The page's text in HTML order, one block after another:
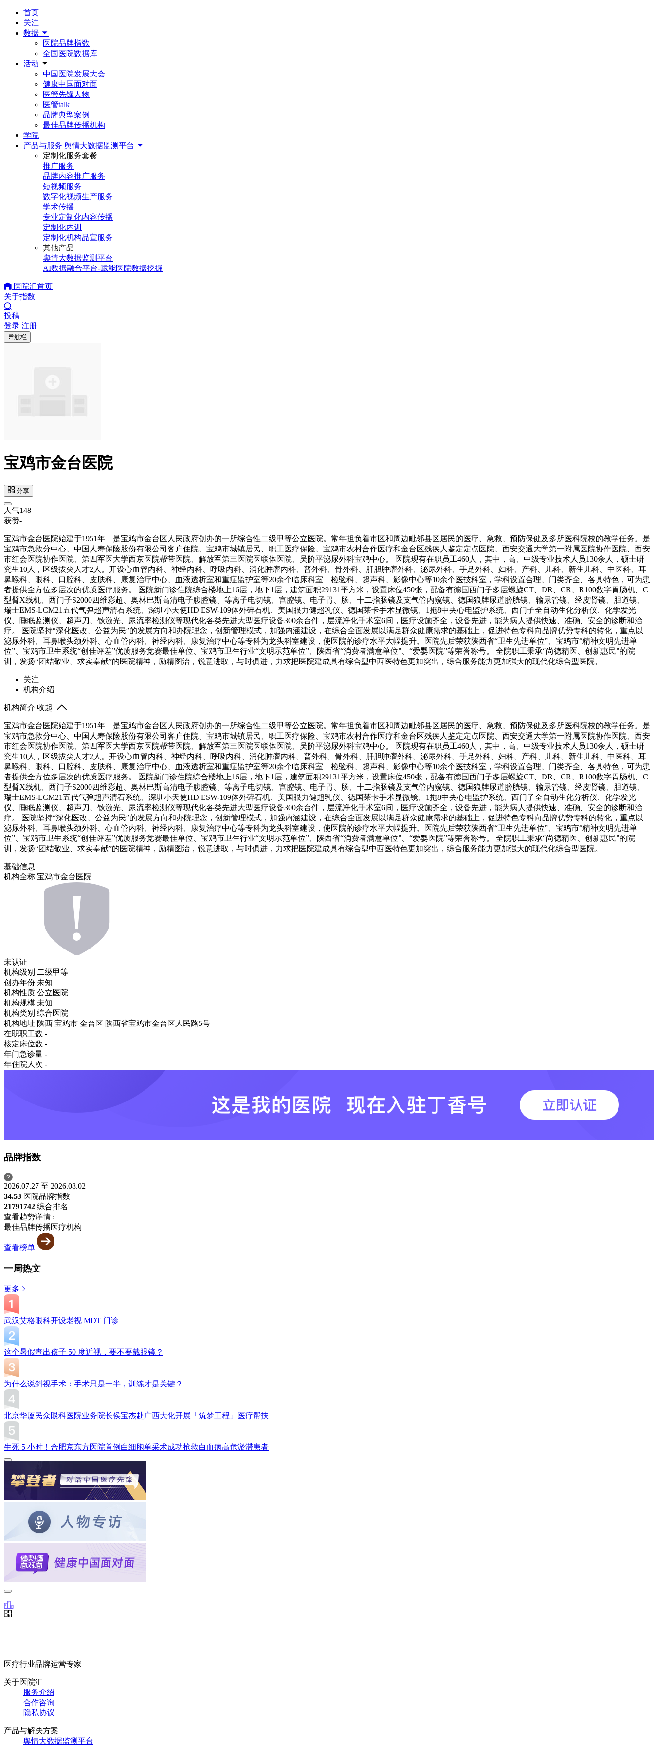
首页
关注
数据
医院品牌指数
全国医院数据库
活动
中国医院发展大会
健康中国面对面
医管先锋人物
医管talk
品牌典型案例
最佳品牌传播机构
学院
产品与服务 舆情大数据监测平台
定制化服务套餐
推广服务
品牌内容推广服务
短视频服务
数字化视频生产服务
学术传播
专业定制化内容传播
定制化内训
定制化机构品宣服务
其他产品
舆情大数据监测平台
AI数据融合平台-赋能医院数据挖掘
医院汇首页
关于指数
投稿
登录 注册
导航栏
宝鸡市金台医院
分享
人气148
获赞-
宝鸡市金台医院始建于1951年，是宝鸡市金台区人民政府创办的一所综合性二级甲等公立医院。常年担负着市区和周边毗邻县区居民的医疗、急救、预防保健及多所医科院校的教学任务。是
宝鸡市急救分中心、中国人寿保险股份有限公司客户住院、宝鸡市城镇居民、职工医疗保险、宝鸡市农村合作医疗和金台区残疾人鉴定定点医院、西安交通大学第一附属医院协作医院、西安
市红会医院协作医院、第四军医大学西京医院帮带医院、解放军第三医院医联体医院、吴阶平泌尿外科宝鸡中心。 医院现有在职员工460人，其中，高、中级专业技术人员130余人，硕士研
究生10人，区级拔尖人才2人。开设心血管内科、神经内科、呼吸内科、消化肿瘤内科、普外科、骨外科、肝胆肿瘤外科、泌尿外科、手足外科、妇科、产科、儿科、新生儿科、中医科、耳
鼻喉科、眼科、口腔科、皮肤科、康复治疗中心、血液透析室和重症监护室等20余个临床科室，检验科、超声科、影像中心等10余个医技科室，学科设置合理、门类齐全、各具特色，可为患
者提供全方位多层次的优质医疗服务。 医院新门诊住院综合楼地上16层，地下1层，建筑面积29131平方米，设置床位450张，配备有德国西门子多层螺旋CT、DR、CR、R100数字胃肠机、C
型臂X线机、西门子S2000四维彩超、奥林巴斯高清电子腹腔镜、等离子电切镜、宫腔镜、电子胃、肠、十二指肠镜及支气管内窥镜、德国狼牌尿道膀胱镜、输尿管镜、经皮肾镜、胆道镜、
瑞士EMS-LCM21五代气弹超声清石系统、深圳小天使HD.ESW-109体外碎石机、美国眼力健超乳仪、德国莱卡手术显微镜、1拖8中央心电监护系统、西门子全自动生化分析仪、化学发光
仪、睡眠监测仪、超声刀、钬激光、尿流率检测仪等现代化各类先进大型医疗设备300余台件，层流净化手术室6间，医疗设施齐全，设备先进，能为病人提供快速、准确、安全的诊断和治
疗。 医院坚持“深化医改、公益为民”的发展方向和办院理念，创新管理模式，加强内涵建设，在综合全面发展以满足群众健康需求的基础上，促进特色专科向品牌优势专科的转化，重点以
泌尿外科、耳鼻喉头颈外科、心血管内科、神经内科、康复治疗中心等专科为龙头科室建设，使医院的诊疗水平大幅提升。医院先后荣获陕西省“卫生先进单位”、宝鸡市“精神文明先进单
位”、宝鸡市卫生系统“创佳评差”优质服务竞赛最佳单位、宝鸡市卫生行业“文明示范单位”、陕西省“消费者满意单位”、“爱婴医院”等荣誉称号。 全院职工秉承“尚德精医、创新惠民”的院
训，发扬“团结敬业、求实奉献”的医院精神，励精图治，锐意进取，与时俱进，力求把医院建成具有综合型中西医特色更加突出，综合服务能力更加强大的现代化综合型医院。
关注
机构介绍
机构简介 收起
宝鸡市金台医院始建于1951年，是宝鸡市金台区人民政府创办的一所综合性二级甲等公立医院。常年担负着市区和周边毗邻县区居民的医疗、急救、预防保健及多所医科院校的教学任务。是
宝鸡市急救分中心、中国人寿保险股份有限公司客户住院、宝鸡市城镇居民、职工医疗保险、宝鸡市农村合作医疗和金台区残疾人鉴定定点医院、西安交通大学第一附属医院协作医院、西安
市红会医院协作医院、第四军医大学西京医院帮带医院、解放军第三医院医联体医院、吴阶平泌尿外科宝鸡中心。 医院现有在职员工460人，其中，高、中级专业技术人员130余人，硕士研
究生10人，区级拔尖人才2人。开设心血管内科、神经内科、呼吸内科、消化肿瘤内科、普外科、骨外科、肝胆肿瘤外科、泌尿外科、手足外科、妇科、产科、儿科、新生儿科、中医科、耳
鼻喉科、眼科、口腔科、皮肤科、康复治疗中心、血液透析室和重症监护室等20余个临床科室，检验科、超声科、影像中心等10余个医技科室，学科设置合理、门类齐全、各具特色，可为患
者提供全方位多层次的优质医疗服务。 医院新门诊住院综合楼地上16层，地下1层，建筑面积29131平方米，设置床位450张，配备有德国西门子多层螺旋CT、DR、CR、R100数字胃肠机、C
型臂X线机、西门子S2000四维彩超、奥林巴斯高清电子腹腔镜、等离子电切镜、宫腔镜、电子胃、肠、十二指肠镜及支气管内窥镜、德国狼牌尿道膀胱镜、输尿管镜、经皮肾镜、胆道镜、
瑞士EMS-LCM21五代气弹超声清石系统、深圳小天使HD.ESW-109体外碎石机、美国眼力健超乳仪、德国莱卡手术显微镜、1拖8中央心电监护系统、西门子全自动生化分析仪、化学发光
仪、睡眠监测仪、超声刀、钬激光、尿流率检测仪等现代化各类先进大型医疗设备300余台件，层流净化手术室6间，医疗设施齐全，设备先进，能为病人提供快速、准确、安全的诊断和治
疗。 医院坚持“深化医改、公益为民”的发展方向和办院理念，创新管理模式，加强内涵建设，在综合全面发展以满足群众健康需求的基础上，促进特色专科向品牌优势专科的转化，重点以
泌尿外科、耳鼻喉头颈外科、心血管内科、神经内科、康复治疗中心等专科为龙头科室建设，使医院的诊疗水平大幅提升。医院先后荣获陕西省“卫生先进单位”、宝鸡市“精神文明先进单
位”、宝鸡市卫生系统“创佳评差”优质服务竞赛最佳单位、宝鸡市卫生行业“文明示范单位”、陕西省“消费者满意单位”、“爱婴医院”等荣誉称号。 全院职工秉承“尚德精医、创新惠民”的院
训，发扬“团结敬业、求实奉献”的医院精神，励精图治，锐意进取，与时俱进，力求把医院建成具有综合型中西医特色更加突出，综合服务能力更加强大的现代化综合型医院。
基础信息
机构全称 宝鸡市金台医院
未认证
机构级别 二级甲等
创办年份 未知
机构性质 公立医院
机构规模 未知
机构类别 综合医院
机构地址 陕西 宝鸡市 金台区 陕西省宝鸡市金台区人民路5号
在职职工数 -
核定床位数 -
年门急诊量 -
年住院人次 -
品牌指数
2026.07.27 至 2026.08.02
34.53 医院品牌指数
21791742 综合排名
查看趋势详情
最佳品牌传播医疗机构
查看榜单
一周热文
更多
武汉艾格眼科开设老视 MDT 门诊
这个暑假查出孩子 50 度近视，要不要戴眼镜？
为什么说斜视手术：手术只是一半，训练才是关键？
北京华厦民众眼科医院业务院长侯宝杰赴广西大化开展「筑梦工程」医疗帮扶
生死 5 小时！合肥京东方医院首例白细胞单采术成功抢救白血病高危淤滞患者
医疗行业品牌运营专家
关于医院汇
服务介绍
合作咨询
隐私协议
产品与解决方案
舆情大数据监测平台